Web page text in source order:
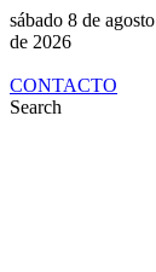
sábado 8 de agosto
de 2026
CONTACTO
Search